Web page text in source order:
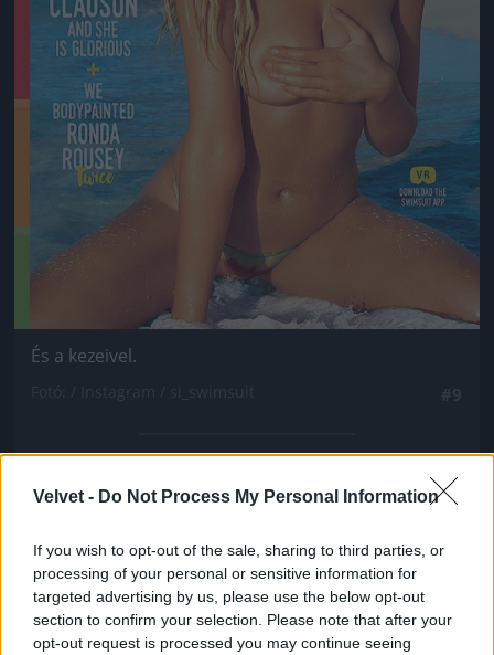
Velvet - Do Not Process My Personal Information
If you wish to opt-out of the sale, sharing to third parties, or
processing of your personal or sensitive information for
targeted advertising by us, please use the below opt-out
section to confirm your selection. Please note that after your
opt-out request is processed you may continue seeing
És a kezeivel.
Jön még kép!